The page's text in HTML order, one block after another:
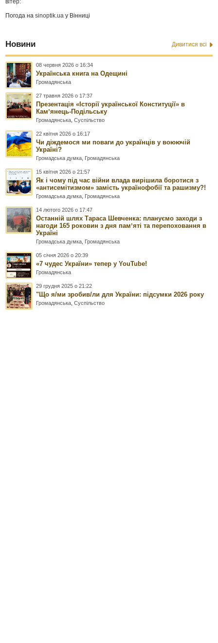
вітер:
Погода наsinoptik.ua у Вінниці
Новини Дивитися всі
08 червня 2026 о 16:34
Українська книга на Одещині
Громадянська
27 травня 2026 о 17:37
Презентація «Історії української Конституції» в
Камʼянець-Подільську
Громадянська ,Суспільство
22 квітня 2026 о 16:17
Чи діждемося ми поваги до українців у воюючій
Україні?
Громадська думка Громадянська
15 квітня 2026 о 21:57
Як і чому під час війни влада вирішила боротися з
«антисемітизмом» замість українофобії та рашизму?!
Громадська думка Громадянська
14 лютого 2026 о 17:47
Останній шлях Тараса Шевченка: плануємо заходи з
нагоди 165 роковин з дня памʼяті та перепоховання в
Україні
Громадська думка Громадянська
05 січня 2026 о 20:39
«7 чудес України» тепер у YouTube!
Громадянська
29 грудня 2025 о 21:22
"Що я/ми зробив/ли для України: підсумки 2026 року
Громадянська ,Суспільство